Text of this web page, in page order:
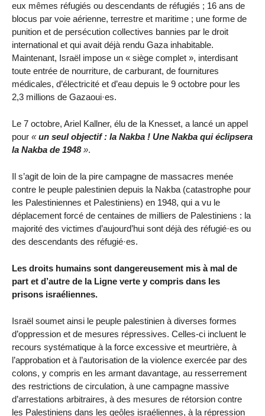
eux mêmes réfugiés ou descendants de réfugiés ; 16 ans de
blocus par voie aérienne, terrestre et maritime ; une forme de
punition et de persécution collectives bannies par le droit
international et qui avait déjà rendu Gaza inhabitable.
Maintenant, Israël impose un « siège complet », interdisant
toute entrée de nourriture, de carburant, de fournitures
médicales, d’électricité et d’eau depuis le 9 octobre pour les
2,3 millions de Gazaoui·es.
Le 7 octobre, Ariel Kallner, élu de la Knesset, a lancé un appel
pour «un seul objectif : la Nakba ! Une Nakba qui éclipsera
la Nakba de 1948».
Il s’agit de loin de la pire campagne de massacres menée
contre le peuple palestinien depuis la Nakba (catastrophe pour
les Palestiniennes et Palestiniens) en 1948, qui a vu le
déplacement forcé de centaines de milliers de Palestiniens : la
majorité des victimes d’aujourd’hui sont déjà des réfugié·es ou
des descendants des réfugié·es.
Les droits humains sont dangereusement mis à mal de
part et d’autre de la Ligne verte y compris dans les
prisons israéliennes.
Israël soumet ainsi le peuple palestinien à diverses formes
d’oppression et de mesures répressives. Celles-ci incluent le
recours systématique à la force excessive et meurtrière, à
l’approbation et à l’autorisation de la violence exercée par des
colons, y compris en les armant davantage, au resserrement
des restrictions de circulation, à une campagne massive
d’arrestations arbitraires, à des mesures de rétorsion contre
les Palestiniens dans les geôles israéliennes, à la répression